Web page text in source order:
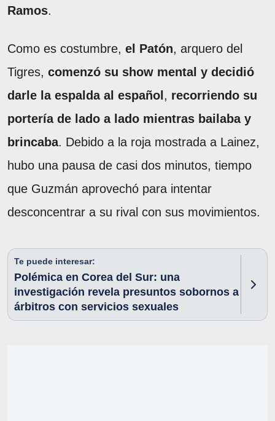
Ramos.
Como es costumbre, el Patón, arquero del
Tigres, comenzó su show mental y decidió
darle la espalda al español , recorriendo su
portería de lado a lado mientras bailaba y
brincaba. Debido a la roja mostrada a Lainez,
hubo una pausa de casi dos minutos, tiempo
que Guzmán aprovechó para intentar
desconcentrar a su rival con sus movimientos.
Te puede interesar:
Polémica en Corea del Sur: una
investigación revela presuntos sobornos a
árbitros con servicios sexuales